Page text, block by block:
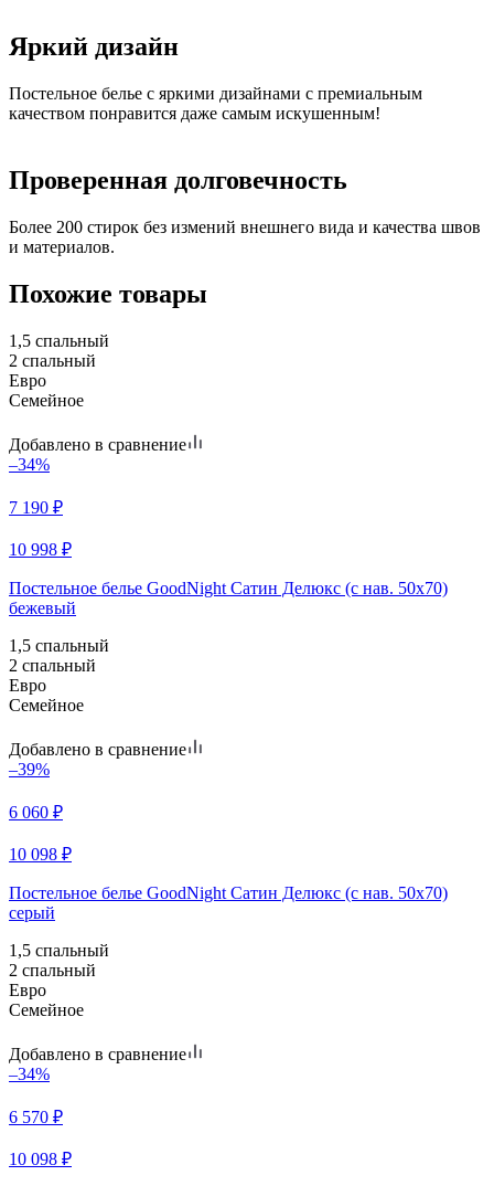
Яркий дизайн
Постельное белье с яркими дизайнами с премиальным
качеством понравится даже самым искушенным!
Проверенная долговечность
Более 200 стирок без измений внешнего вида и качества швов
и материалов.
Похожие товары
1,5 спальный
2 спальный
Евро
Семейное
Добавлено в сравнение
–34%
7 190 ₽
10 998 ₽
Постельное белье GoodNight Сатин Делюкс (с нав. 50х70)
бежевый
1,5 спальный
2 спальный
Евро
Семейное
Добавлено в сравнение
–39%
6 060 ₽
10 098 ₽
Постельное белье GoodNight Сатин Делюкс (с нав. 50х70)
серый
1,5 спальный
2 спальный
Евро
Семейное
Добавлено в сравнение
–34%
6 570 ₽
10 098 ₽